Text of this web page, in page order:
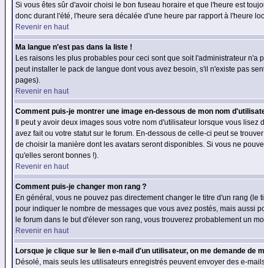
Si vous êtes sûr d'avoir choisi le bon fuseau horaire et que l'heure est
donc durant l'été, l'heure sera décalée d'une heure par rapport à l'heure
Revenir en haut
Ma langue n'est pas dans la liste !
Les raisons les plus probables pour ceci sont que soit l'administrateur
peut installer le pack de langue dont vous avez besoin, s'il n'existe pas
pages).
Revenir en haut
Comment puis-je montrer une image en-dessous de mon nom
Il peut y avoir deux images sous votre nom d'utilisateur lorsque vous
avez fait ou votre statut sur le forum. En-dessous de celle-ci peut se
de choisir la manière dont les avatars seront disponibles. Si vous ne
qu'elles seront bonnes !).
Revenir en haut
Comment puis-je changer mon rang ?
En général, vous ne pouvez pas directement changer le titre d'un rang
pour indiquer le nombre de messages que vous avez postés, mais aussi
le forum dans le but d'élever son rang, vous trouverez probablement un
Revenir en haut
Lorsque je clique sur le lien e-mail d'un utilisateur, on me demande de
Désolé, mais seuls les utilisateurs enregistrés peuvent envoyer des e-